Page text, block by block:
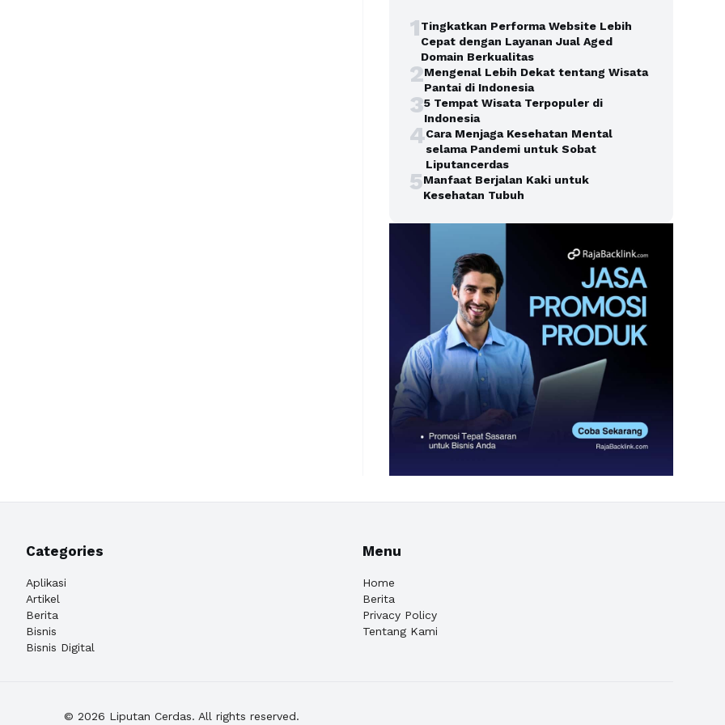
1Tingkatkan Performa Website Lebih
Cepat dengan Layanan Jual Aged
Domain Berkualitas
2Mengenal Lebih Dekat tentang Wisata
Pantai di Indonesia
35 Tempat Wisata Terpopuler di
Indonesia
4Cara Menjaga Kesehatan Mental
selama Pandemi untuk Sobat
Liputancerdas
5Manfaat Berjalan Kaki untuk
Kesehatan Tubuh
Categories
Aplikasi
Artikel
Berita
Bisnis
Bisnis Digital
Menu
Home
Berita
Privacy Policy
Tentang Kami
© 2026 Liputan Cerdas. All rights reserved.